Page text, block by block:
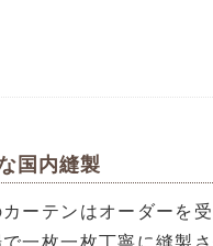
国内縫製
ーテンはオーダーを